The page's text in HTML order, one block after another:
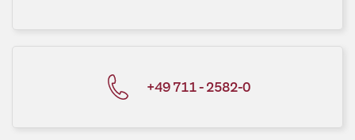
+49 711 - 2582-0